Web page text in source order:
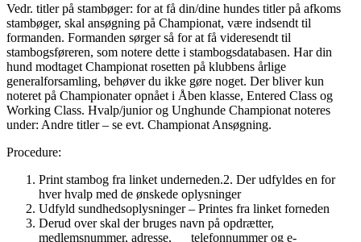
Vedr. titler på stambøger: for at få din/dine hundes titler på afkoms
stambøger, skal ansøgning på Championat, være indsendt til
formanden. Formanden sørger så for at få videresendt til
stambogsføreren, som notere dette i stambogsdatabasen. Har din
hund modtaget Championat rosetten på klubbens årlige
generalforsamling, behøver du ikke gøre noget. Der bliver kun
noteret på Championater opnået i Åben klasse, Entered Class og
Working Class. Hvalp/junior og Unghunde Championat noteres
under: Andre titler – se evt. Championat Ansøgning.
Procedure:
Print stambog fra linket underneden.2. Der udfyldes en for
hver hvalp med de ønskede oplysninger
Udfyld sundhedsoplysninger – Printes fra linket forneden
Derud over skal der bruges navn på opdrætter,
medlemsnummer, adresse, telefonnummer og e-